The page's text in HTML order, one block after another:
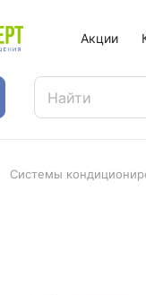
Акции
Системы